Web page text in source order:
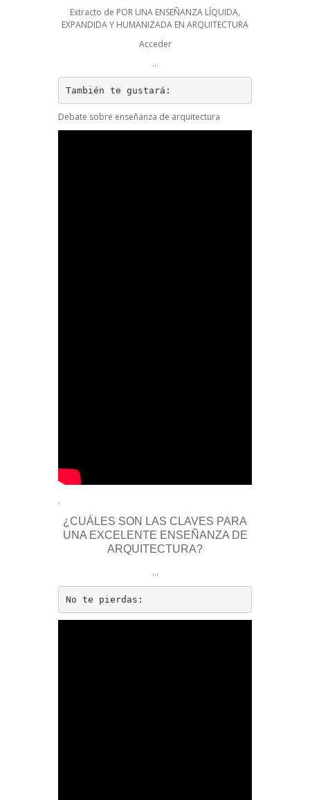
Extracto de POR UNA ENSEÑANZA LÍQUIDA,
EXPANDIDA Y HUMANIZADA EN ARQUITECTURA
Acceder
…
También te gustará:
Debate sobre enseñanza de arquitectura
.
¿CUÁLES SON LAS CLAVES PARA
UNA EXCELENTE ENSEÑANZA DE
ARQUITECTURA?
…
No te pierdas: